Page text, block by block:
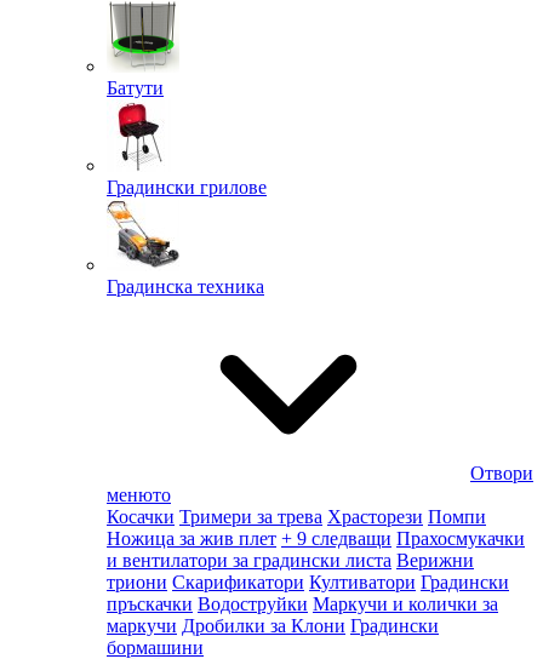
Батути
Градински грилове
Градинска техника
Отвори
менюто
Косачки Тримери за трева Храсторези Помпи
Ножица за жив плет + 9 следващи Прахосмукачки
и вентилатори за градински листа Верижни
триони Скарификатори Култиватори Градински
пръскачки Водоструйки Маркучи и колички за
маркучи Дробилки за Клони Градински
бормашини